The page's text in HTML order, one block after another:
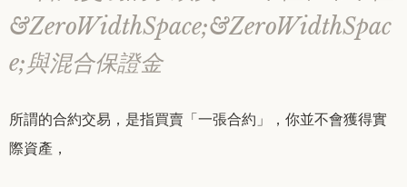
&ZeroWidthSpace;&ZeroWidthSpac
e;與混合保證金
所謂的合約交易，是指買賣「一張合約」，你並不會獲得實
際資產，